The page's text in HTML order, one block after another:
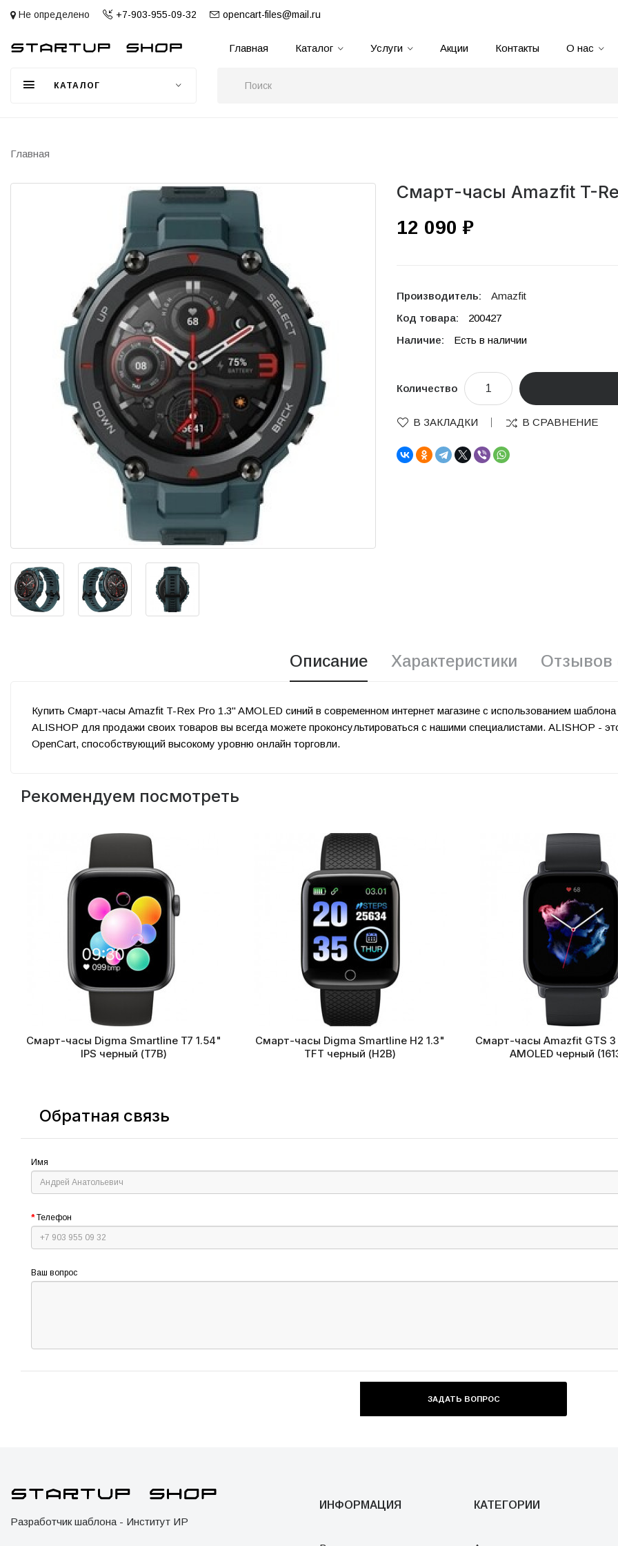
Не определено +7-903-955-09-32 opencart-files@mail.ru
Главная Каталог Услуги Акции Контакты О нас
КАТАЛОГ
Главная
Смарт-часы Amazfit T-
12 090 ₽
Производитель:
Amazfit
Код товара:
200427
Наличие:
Есть в наличии
Количество
В ЗАКЛАДКИ В СРАВНЕНИЕ
Описание Характеристики Отзывов
Купить Смарт-часы Amazfit T-Rex Pro 1.3" AMOLED синий в современном интернет магазине с использованием
ALISHOP для продажи своих товаров вы всегда можете проконсультироваться с нашими специалистами. ALISHOP -
OpenCart, способствующий высокому уровню онлайн торговли.
Рекомендуем посмотреть
Смарт-часы Digma Smartline T7 1.54"
IPS черный (T7B)
Смарт-часы Digma Smartline H2 1.3"
TFT черный (H2B)
Смарт-часы Amazfit GTS 3
AMOLED черный
Обратная связь
Имя
Телефон
Ваш вопрос
Разработчик шаблона - Институт ИР
ИНФОРМАЦИЯ КАТЕГОРИИ